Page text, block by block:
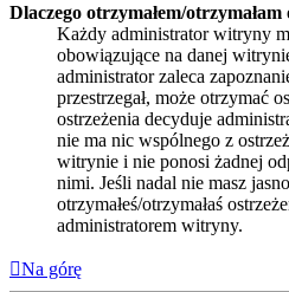
Dlaczego otrzymałem/otrzymałam
Każdy administrator witryny
obowiązujące na danej
administrator zaleca
przestrzegał, może otrzymać
ostrzeżenia decyduje
nie ma nic wspólnego z
witrynie i nie ponosi żadnej
nimi. Jeśli nadal nie masz
otrzymałeś/otrzymałaś
administratorem witryny.
Na górę